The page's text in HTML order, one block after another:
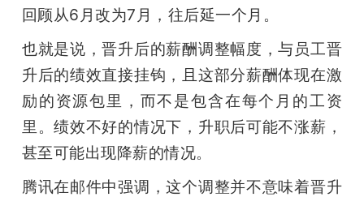
活
动
中
心
回顾从6月改为7月，往后延一个月。
也就是说，晋升后的薪酬调整幅度，与员工晋
升后的绩效直接挂钩，且这部分薪酬体现在激
励的资源包里，而不是包含在每个月的工资
里。绩效不好的情况下，升职后可能不涨薪，
甚至可能出现降薪的情况。
腾讯在邮件中强调，这个调整并不意味着晋升